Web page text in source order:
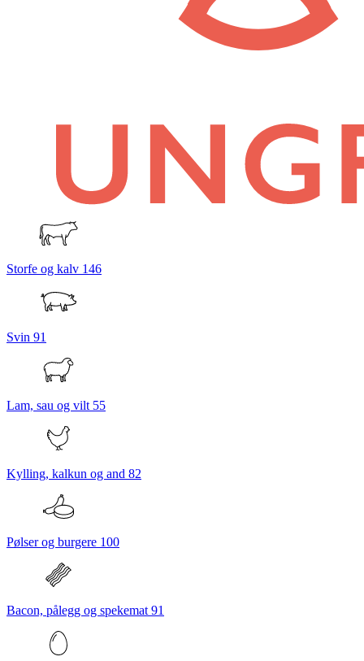
Storfe og kalv 146
Svin 91
Lam, sau og vilt 55
Kylling, kalkun og and 82
Pølser og burgere 100
Bacon, pålegg og spekemat 91